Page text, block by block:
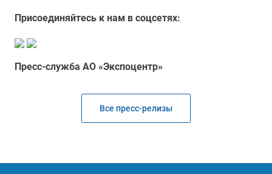
Присоединяйтесь к нам в соцсетях:
Пресс-служба АО «Экспоцентр»
Все пресс-релизы